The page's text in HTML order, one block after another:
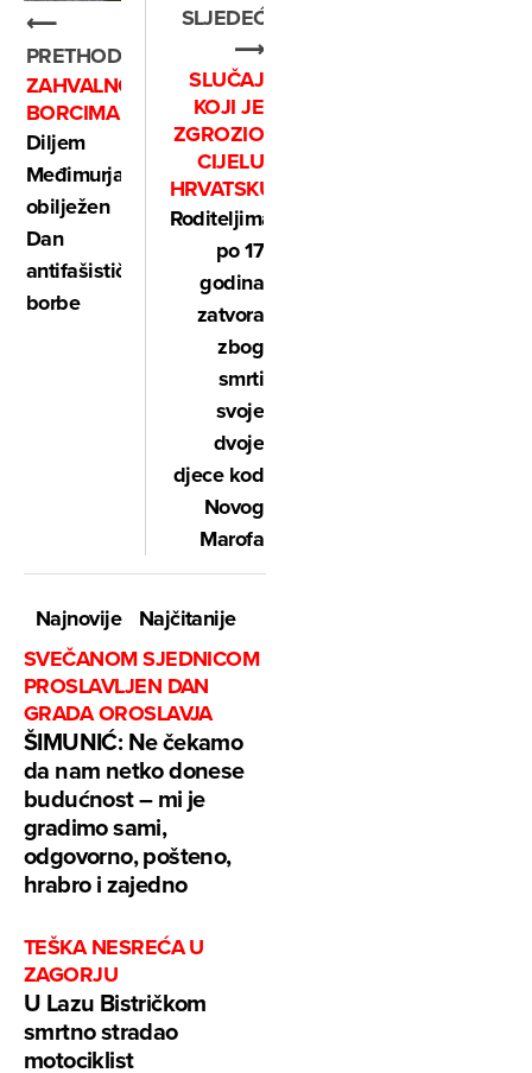
⟵
PRETHODNO
ZAHVALNOST
BORCIMA
Diljem
Međimurja
obilježen
Dan
antifašističke
borbe
SLJEDEĆE
⟶
SLUČAJ
KOJI JE
ZGROZIO
CIJELU
HRVATSKU
Roditeljima
po 17
godina
zatvora
zbog
smrti
svoje
dvoje
djece kod
Novog
Marofa
Najnovije
Najčitanije
SVEČANOM SJEDNICOM
PROSLAVLJEN DAN
GRADA OROSLAVJA
ŠIMUNIĆ: Ne čekamo
da nam netko donese
budućnost – mi je
gradimo sami,
odgovorno, pošteno,
hrabro i zajedno
TEŠKA NESREĆA U
ZAGORJU
U Lazu Bistričkom
smrtno stradao
motociklist